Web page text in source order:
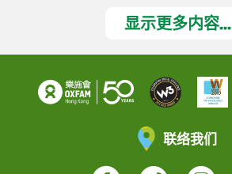
显示更多内容...
联络我们